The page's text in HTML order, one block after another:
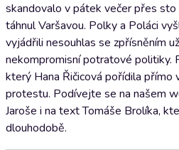
skandovalo v pátek večer přes
táhnul Varšavou. Polky a Poláci
vyjádřili nesouhlas se zpřísněním
nekompromisní potratové politiky.
který Hana Řičicová pořídila přímo
protestu. Podívejte se na našem
Jaroše i na text Tomáše Brolíka,
dlouhodobě.